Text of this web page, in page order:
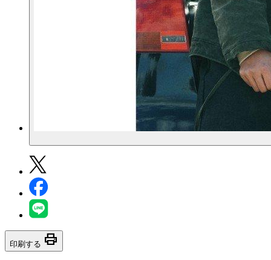
印刷する print